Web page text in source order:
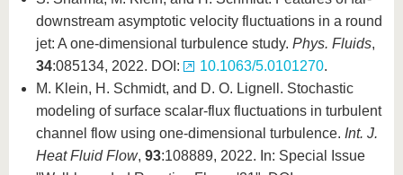
downstream asymptotic velocity fluctuations in a round
jet: A one-dimensional turbulence study. Phys. Fluids,
34:085134, 2022. DOI: 10.1063/5.0101270.
M. Klein, H. Schmidt, and D. O. Lignell. Stochastic
modeling of surface scalar-flux fluctuations in turbulent
channel flow using one-dimensional turbulence. Int. J.
Heat Fluid Flow, 93:108889, 2022. In: Special Issue